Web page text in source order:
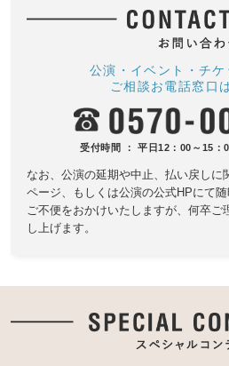
公演・イベント・チ
ご相談お電話窓口
受付時間 ： 平日12：00～15：
なお、公演の延期や中止、払い戻しに
ページ、もしくは公演の公式HPにて随
ご不便をおかけいたしますが、何卒ご
し上げます。